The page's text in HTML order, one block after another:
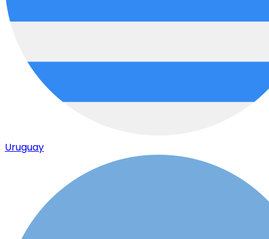
Uruguay